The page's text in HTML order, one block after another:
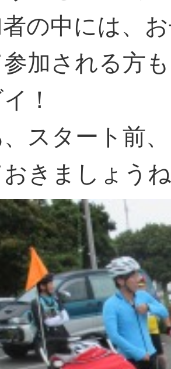
の中には、
参加される方
！
、スタート前
おきましょう